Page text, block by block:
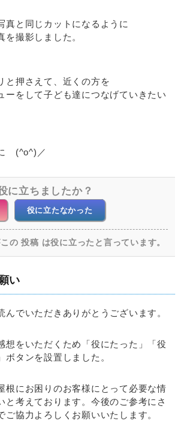
真と同じカットになるように
を撮影しました。
と押さえて、近くの方を
ーをして子ども達につなげていきたい
(^o^)／
に立ちましたか？
役に立たなかった
の 投稿 は役に立ったと言っています。
い
んでいただきありがとうございます。
想をいただくため「役にたった」「役
ボタンを設置しました。
根にお困りのお客様にとって必要な情
と考えております。今後のご参考にさ
ご協力よろしくお願いいたします。